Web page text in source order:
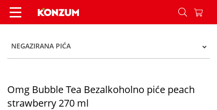
Omg Bubble Tea Bezalkoholno piće peach
NEGAZIRANA PIĆA
Omg Bubble Tea Bezalkoholno piće peach
strawberry 270 ml